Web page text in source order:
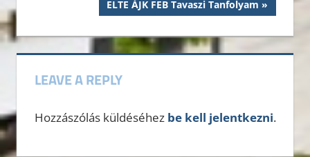
Next
Post:
ELTE ÁJK FEB Tavaszi Tanfolyam
LEAVE A REPLY
Hozzászólás küldéséhez be kell jelentkezni.